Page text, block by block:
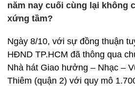
năm nay cuối cùng lại không
xứng tầm?
Ngày 8/10, với sự đồng thuận
HĐND TP.HCM đã thông qua
Nhà hát Giao hưởng – Nhạc –
Thiêm (quận 2) với quy mô